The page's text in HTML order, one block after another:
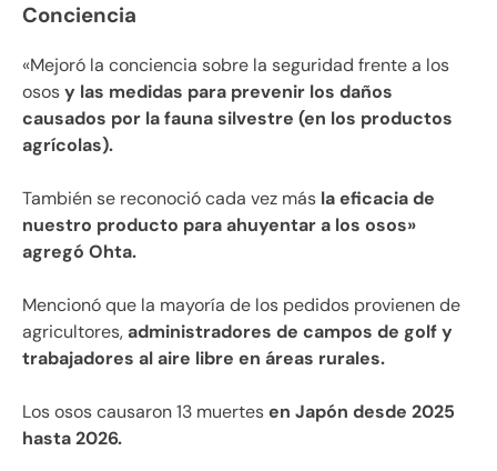
Conciencia
«Mejoró la conciencia sobre la seguridad frente a los
ososy las medidas para prevenir los daños
causados ​​por la fauna silvestre (en los productos
agrícolas).
También se reconoció cada vez más la eficacia de
nuestro producto para ahuyentar a los osos»
agregó Ohta.
Mencionó que la mayoría de los pedidos provienen de
agricultores,administradores de campos de golf y
trabajadores al aire libre en áreas rurales.
Los osos causaron 13 muertesen Japón desde 2025
hasta 2026.